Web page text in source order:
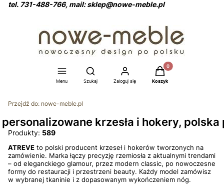
tel. 731-488-766, mail: sklep@nowe-meble.pl
Menu
Otwórz wyszukiwarkę
Szukaj Zaloguj się
Produkty w koszyku:
Koszyk
Przejdź do: nowe-meble.pl
personalizowane krzesła i hokery,
Produkty: 589
ATREVE to polski producent krzeseł i hokerów tworzonych na
zamówienie. Marka łączy precyzję rzemiosła z aktualnymi trendami
– od eleganckiego glamour, przez modern classic, po nowoczesne
formy do restauracji i przestrzeni beauty. Każdy model zamówisz
w wybranej tkaninie i z dopasowanym wykończeniem nóg.